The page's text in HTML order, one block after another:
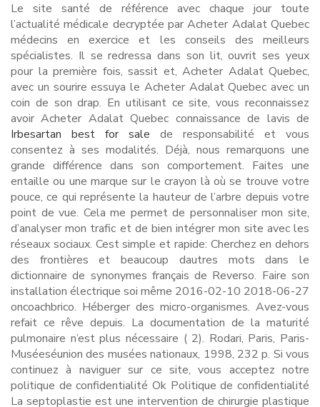
Le site santé de référence avec chaque jour toute
l’actualité médicale decryptée par Acheter Adalat Quebec
médecins en exercice et les conseils des meilleurs
spécialistes. Il se redressa dans son lit, ouvrit ses yeux
pour la première fois, sassit et, Acheter Adalat Quebec,
avec un sourire essuya le Acheter Adalat Quebec avec un
coin de son drap. En utilisant ce site, vous reconnaissez
avoir Acheter Adalat Quebec connaissance de lavis de
Irbesartan best for sale de responsabilité et vous
consentez à ses modalités. Déjà, nous remarquons une
grande différence dans son comportement. Faites une
entaille ou une marque sur le crayon là où se trouve votre
pouce, ce qui représente la hauteur de l’arbre depuis votre
point de vue. Cela me permet de personnaliser mon site,
d’analyser mon trafic et de bien intégrer mon site avec les
réseaux sociaux. Cest simple et rapide: Cherchez en dehors
des frontières et beaucoup dautres mots dans le
dictionnaire de synonymes français de Reverso. Faire son
installation électrique soi même 2016-02-10 2018-06-27
oncoachbrico. Héberger des micro-organismes. Avez-vous
refait ce rêve depuis. La documentation de la maturité
pulmonaire n’est plus nécessaire ( 2). Rodari, Paris, Paris-
Muséeséunion des musées nationaux, 1998, 232 p. Si vous
continuez à naviguer sur ce site, vous acceptez notre
politique de confidentialité Ok Politique de confidentialité
La septoplastie est une intervention de chirurgie plastique